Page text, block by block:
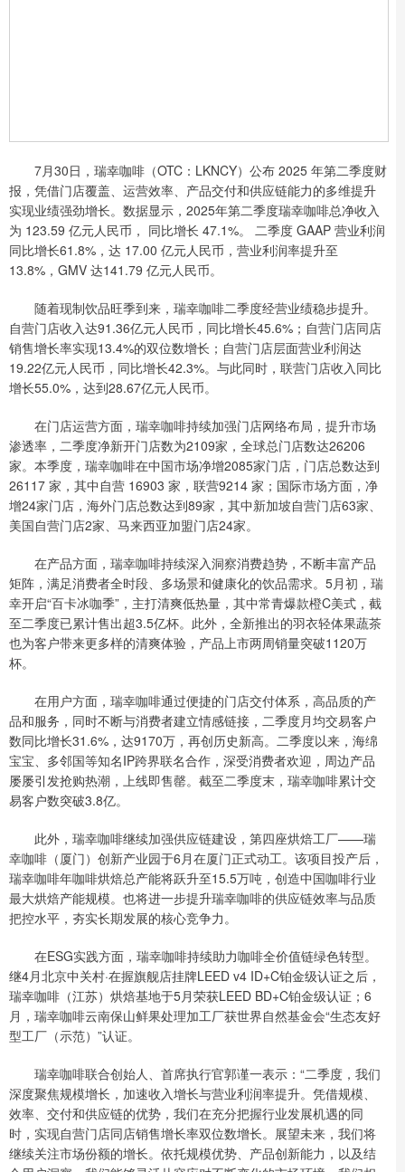
7月30日，瑞幸咖啡（OTC：LKNCY）公布 2025 年第二季度财
报，凭借门店覆盖、运营效率、产品交付和供应链能力的多维提升
实现业绩强劲增长。数据显示，2025年第二季度瑞幸咖啡总净收入
为 123.59 亿元人民币， 同比增长 47.1%。 二季度 GAAP 营业利润
同比增长61.8%，达 17.00 亿元人民币，营业利润率提升至
13.8%，GMV 达141.79 亿元人民币。
随着现制饮品旺季到来，瑞幸咖啡二季度经营业绩稳步提升。
自营门店收入达91.36亿元人民币，同比增长45.6%；自营门店同店
销售增长率实现13.4%的双位数增长；自营门店层面营业利润达
19.22亿元人民币，同比增长42.3%。与此同时，联营门店收入同比
增长55.0%，达到28.67亿元人民币。
在门店运营方面，瑞幸咖啡持续加强门店网络布局，提升市场
渗透率，二季度净新开门店数为2109家，全球总门店数达26206
家。本季度，瑞幸咖啡在中国市场净增2085家门店，门店总数达到
26117 家，其中自营 16903 家，联营9214 家；国际市场方面，净
增24家门店，海外门店总数达到89家，其中新加坡自营门店63家、
美国自营门店2家、马来西亚加盟门店24家。
在产品方面，瑞幸咖啡持续深入洞察消费趋势，不断丰富产品
矩阵，满足消费者全时段、多场景和健康化的饮品需求。5月初，瑞
幸开启“百卡冰咖季”，主打清爽低热量，其中常青爆款橙C美式，截
至二季度已累计售出超3.5亿杯。此外，全新推出的羽衣轻体果蔬茶
也为客户带来更多样的清爽体验，产品上市两周销量突破1120万
杯。
在用户方面，瑞幸咖啡通过便捷的门店交付体系，高品质的产
品和服务，同时不断与消费者建立情感链接，二季度月均交易客户
数同比增长31.6%，达9170万，再创历史新高。二季度以来，海绵
宝宝、多邻国等知名IP跨界联名合作，深受消费者欢迎，周边产品
屡屡引发抢购热潮，上线即售罄。截至二季度末，瑞幸咖啡累计交
易客户数突破3.8亿。
此外，瑞幸咖啡继续加强供应链建设，第四座烘焙工厂——瑞
幸咖啡（厦门）创新产业园于6月在厦门正式动工。该项目投产后，
瑞幸咖啡年咖啡烘焙总产能将跃升至15.5万吨，创造中国咖啡行业
最大烘焙产能规模。也将进一步提升瑞幸咖啡的供应链效率与品质
把控水平，夯实长期发展的核心竞争力。
在ESG实践方面，瑞幸咖啡持续助力咖啡全价值链绿色转型。
继4月北京中关村·在握旗舰店挂牌LEED v4 ID+C铂金级认证之后，
瑞幸咖啡（江苏）烘焙基地于5月荣获LEED BD+C铂金级认证；6
月，瑞幸咖啡云南保山鲜果处理加工厂获世界自然基金会“生态友好
型工厂（示范）”认证。
瑞幸咖啡联合创始人、首席执行官郭谨一表示：“二季度，我们
深度聚焦规模增长，加速收入增长与营业利润率提升。凭借规模、
效率、交付和供应链的优势，我们在充分把握行业发展机遇的同
时，实现自营门店同店销售增长率双位数增长。展望未来，我们将
继续关注市场份额的增长。依托规模优势、产品创新能力，以及结